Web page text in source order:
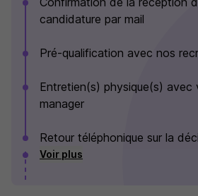
candidature par mail
Pré-qualification avec nos
Entretien(s) physique(s) avec
manager
Retour téléphonique sur la
Voir plus